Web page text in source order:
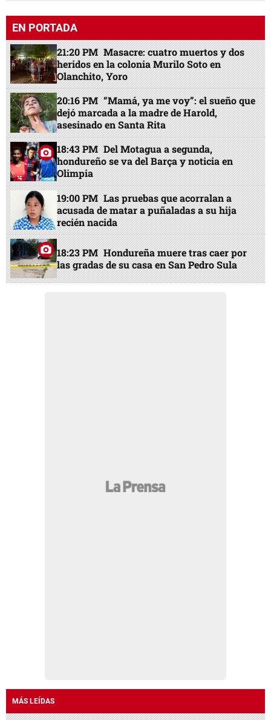
EN PORTADA
21:20 PM Masacre: cuatro muertos y dos
heridos en la colonia Murilo Soto en
Olanchito, Yoro
20:16 PM “Mamá, ya me voy”: el sueño que
dejó marcada a la madre de Harold,
asesinado en Santa Rita
18:43 PM Del Motagua a segunda,
hondureño se va del Barça y noticia en
Olimpia
19:00 PM Las pruebas que acorralan a
acusada de matar a puñaladas a su hija
recién nacida
18:23 PM Hondureña muere tras caer por
las gradas de su casa en San Pedro Sula
MÁS LEÍDAS